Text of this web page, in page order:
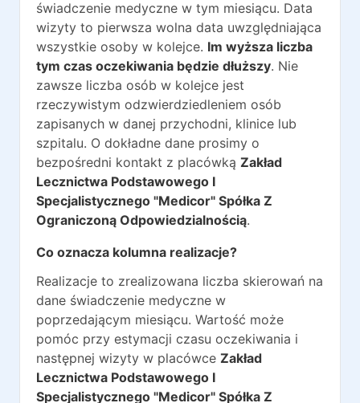
świadczenie medyczne w tym miesiącu. Data
wizyty to pierwsza wolna data uwzględniająca
wszystkie osoby w kolejce. Im wyższa liczba
tym czas oczekiwania będzie dłuższy. Nie
zawsze liczba osób w kolejce jest
rzeczywistym odzwierdziedleniem osób
zapisanych w danej przychodni, klinice lub
szpitalu. O dokładne dane prosimy o
bezpośredni kontakt z placówką Zakład
Lecznictwa Podstawowego I
Specjalistycznego "Medicor" Spółka Z
Ograniczoną Odpowiedzialnością.
Co oznacza kolumna realizacje?
Realizacje to zrealizowana liczba skierowań na
dane świadczenie medyczne w
poprzedającym miesiącu. Wartość może
pomóc przy estymacji czasu oczekiwania i
następnej wizyty w placówce Zakład
Lecznictwa Podstawowego I
Specjalistycznego "Medicor" Spółka Z